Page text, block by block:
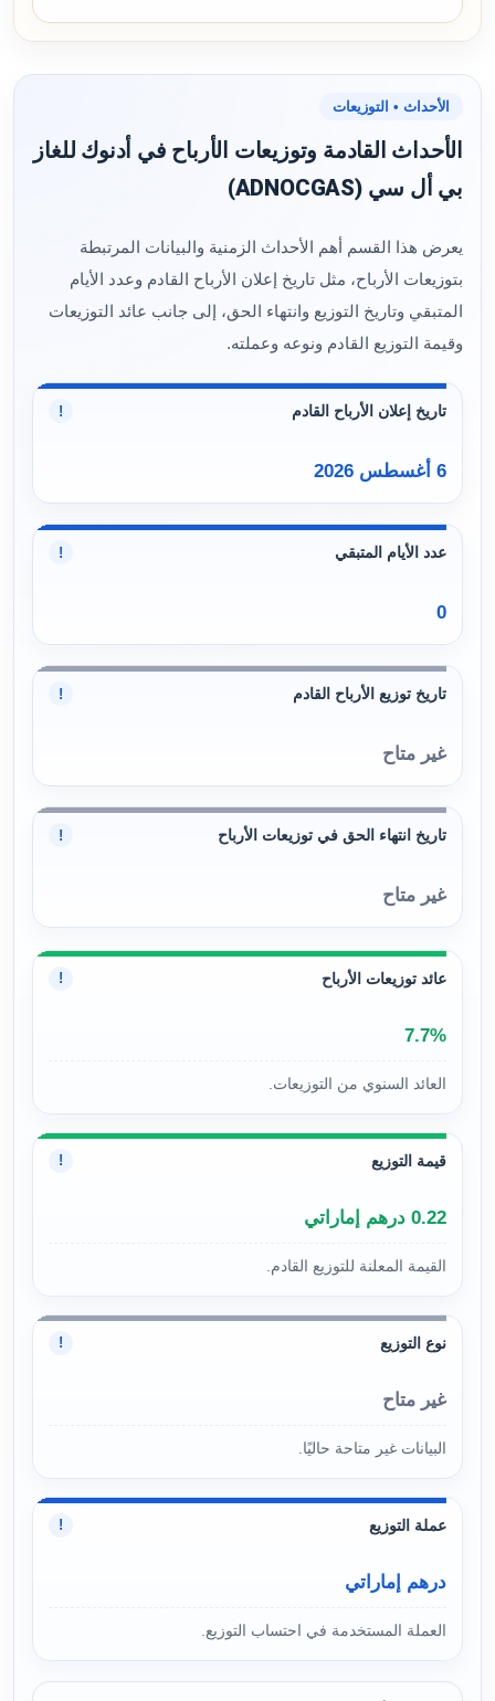
الأحداث • التوزيعات
الأحداث القادمة وتوزيعات الأرباح في أدنوك للغاز
بي أل سي (ADNOCGAS)
يعرض هذا القسم أهم الأحداث الزمنية والبيانات المرتبطة
بتوزيعات الأرباح، مثل تاريخ إعلان الأرباح القادم وعدد الأيام
المتبقي وتاريخ التوزيع وانتهاء الحق، إلى جانب عائد التوزيعات
وقيمة التوزيع القادم ونوعه وعملته.
تاريخ إعلان الأرباح القادم !
6 أغسطس 2026
عدد الأيام المتبقي !
0
تاريخ توزيع الأرباح القادم !
غير متاح
تاريخ انتهاء الحق في توزيعات الأرباح !
غير متاح
عائد توزيعات الأرباح !
7.7%
العائد السنوي من التوزيعات.
قيمة التوزيع !
0.22 درهم إماراتي
القيمة المعلنة للتوزيع القادم.
نوع التوزيع !
غير متاح
البيانات غير متاحة حاليًا.
عملة التوزيع !
درهم إماراتي
العملة المستخدمة في احتساب التوزيع.